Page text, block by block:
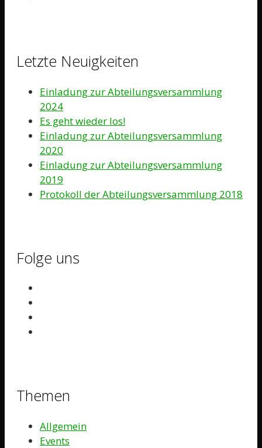
Letzte Neuigkeiten
Einladung zur Abteilungsversammlung
2024
Es geht wieder los!
Einladung zur Abteilungsversammlung
2020
Einladung zur Abteilungsversammlung
2019
Protokoll der Abteilungsversammlung 2018
Folge uns
Themen
Allgemein
Events